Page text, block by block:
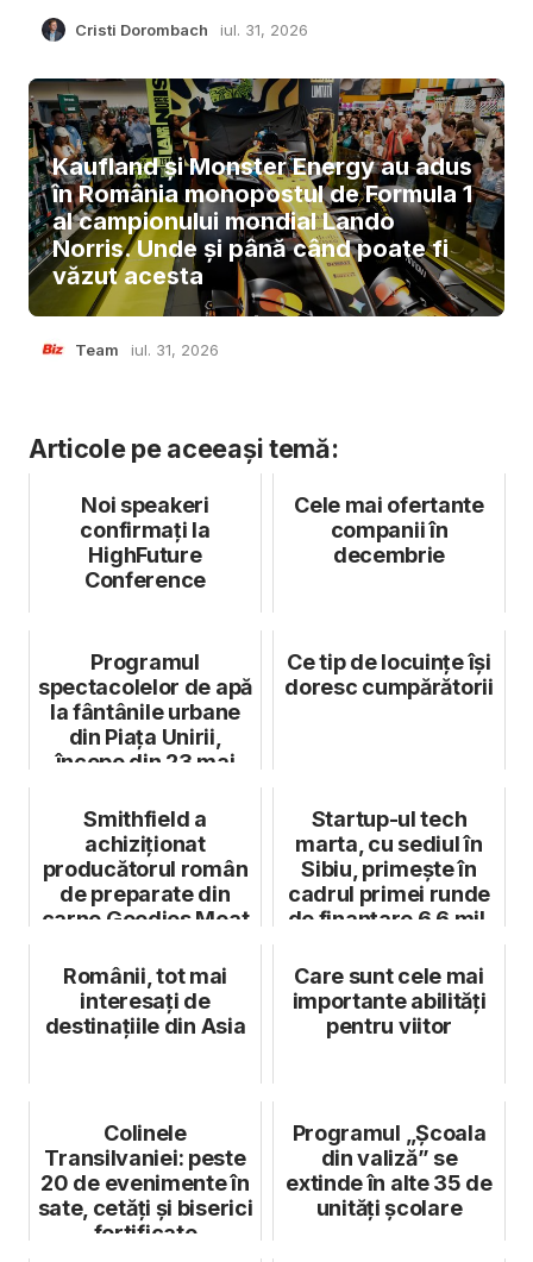
Cristi Dorombach iul. 31, 2026
Kaufland și Monster Energy au adus
în România monopostul de Formula 1
al campionului mondial Lando
Norris. Unde și până când poate fi
văzut acesta
Team iul. 31, 2026
Articole pe aceeași temă:
Noi speakeri
confirmaţi la
HighFuture
Conference
Cele mai ofertante
companii în
decembrie
Programul
spectacolelor de apă
la fântânile urbane
din Piața Unirii,
începe din 23 mai
Ce tip de locuințe își
doresc cumpărătorii
Smithfield a
achiziționat
producătorul român
de preparate din
carne Goodies Meat
Startup-ul tech
marta, cu sediul în
Sibiu, primește în
cadrul primei runde
de finanțare 6,6 mil.
Românii, tot mai
interesați de
destinațiile din Asia
Care sunt cele mai
importante abilități
pentru viitor
Colinele
Transilvaniei: peste
20 de evenimente în
sate, cetăți și biserici
fortificate
Programul „Școala
din valiză” se
extinde în alte 35 de
unități școlare